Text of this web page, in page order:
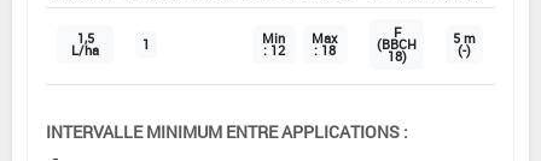
1,5
L/ha 1 Min
: 12
Max
: 18
F
(BBCH
18)
5 m
(-)
INTERVALLE MINIMUM ENTRE APPLICATIONS :